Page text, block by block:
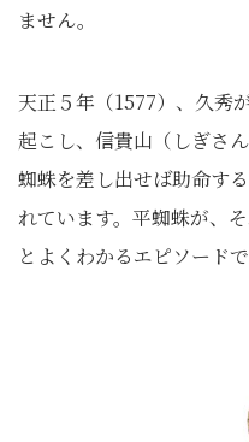
ません。
天正５年（1577）、久秀
起こし、信貴山（しぎさ
蜘蛛を差し出せば助命す
れています。平蜘蛛が、
とよくわかるエピソードで